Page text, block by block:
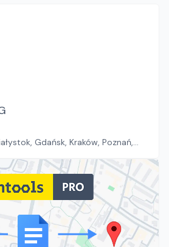
Gdańsk, Kraków, Poznań,
Suchy Las, Zielona Góra